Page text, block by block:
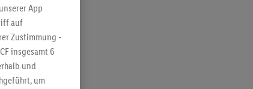
App
auf
Zustimmung -
insgesamt 6
und
um